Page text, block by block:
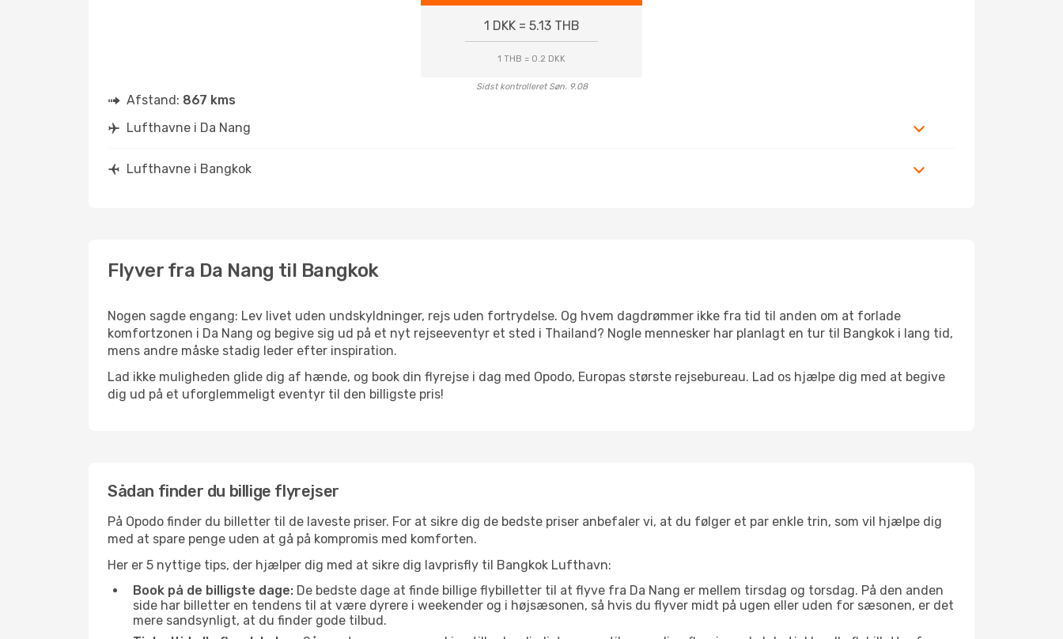
1 DKK = 5.13 THB
1 THB = 0.2 DKK
Sidst kontrolleret Søn. 9.08
Afstand: 867 kms
Lufthavne i Da Nang
Lufthavne i Bangkok
Flyver fra Da Nang til Bangkok
Nogen sagde engang: Lev livet uden undskyldninger, rejs uden fortrydelse. Og hvem dagdrømmer ikke fra tid til anden om at forlade
komfortzonen i Da Nang og begive sig ud på et nyt rejseeventyr et sted i Thailand? Nogle mennesker har planlagt en tur til Bangkok i lang tid,
mens andre måske stadig leder efter inspiration.
Lad ikke muligheden glide dig af hænde, og book din flyrejse i dag med Opodo, Europas største rejsebureau. Lad os hjælpe dig med at begive
dig ud på et uforglemmeligt eventyr til den billigste pris!
Sådan finder du billige flyrejser
På Opodo finder du billetter til de laveste priser. For at sikre dig de bedste priser anbefaler vi, at du følger et par enkle trin, som vil hjælpe dig
med at spare penge uden at gå på kompromis med komforten.
Her er 5 nyttige tips, der hjælper dig med at sikre dig lavprisfly til Bangkok Lufthavn:
Book på de billigste dage: De bedste dage at finde billige flybilletter til at flyve fra Da Nang er mellem tirsdag og torsdag. På den anden
side har billetter en tendens til at være dyrere i weekender og i højsæsonen, så hvis du flyver midt på ugen eller uden for sæsonen, er det
mere sandsynligt, at du finder gode tilbud.